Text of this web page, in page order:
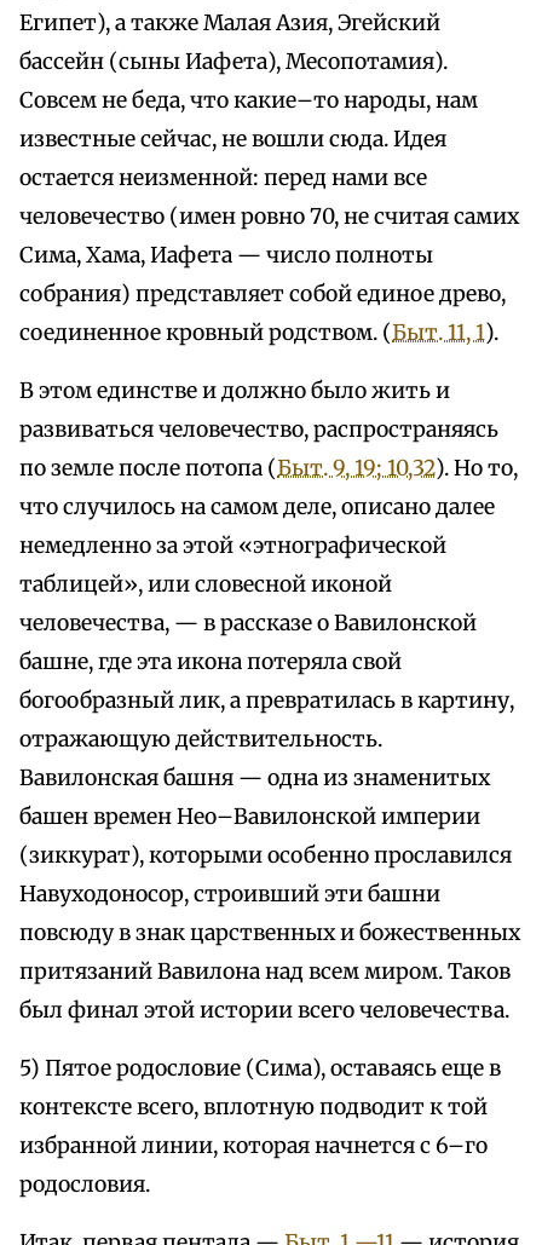
Египет), а также Малая Азия, Эгейский
бассейн (сыны Иафета), Месопотамия).
Совсем не беда, что какие–то народы, нам
известные сейчас, не вошли сюда. Идея
остается неизменной: перед нами все
человечество (имен ровно 70, не считая самих
Сима, Хама, Иафета — число полноты
собрания) представляет собой единое древо,
соединенное кровный родством. (Быт. 11, 1).
В этом единстве и должно было жить и
развиваться человечество, распространяясь
по земле после потопа (Быт. 9, 19; 10,32). Но то,
что случилось на самом деле, описано далее
немедленно за этой «этнографической
таблицей», или словесной иконой
человечества, — в рассказе о Вавилонской
башне, где эта икона потеряла свой
богообразный лик, а превратилась в картину,
отражающую действительность.
Вавилонская башня — одна из знаменитых
башен времен Нео–Вавилонской империи
(зиккурат), которыми особенно прославился
Навуходоносор, строивший эти башни
повсюду в знак царственных и божественных
притязаний Вавилона над всем миром. Таков
был финал этой истории всего человечества.
5) Пятое родословие (Сима), оставаясь еще в
контексте всего, вплотную подводит к той
избранной линии, которая начнется с 6–го
родословия.